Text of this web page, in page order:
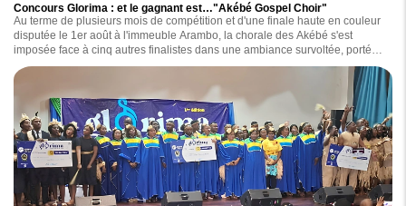
Concours Glorima : et le gagnant est…"Akébé Gospel Choir"
Au terme de plusieurs mois de compétition et d'une finale haute en couleur
disputée le 1er août à l'immeuble Arambo, la chorale des Akébé s'est
imposée face à cinq autres finalistes dans une ambiance survoltée, portée
par un public totalement connecté à l'événement.